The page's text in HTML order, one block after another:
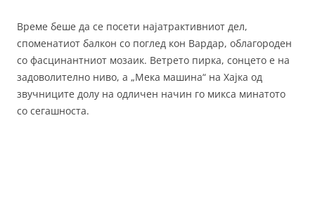
Време беше да се посети најатрактивниот дел,
споменатиот балкон со поглед кон Вардар, облагороден
со фасцинантниот мозаик. Ветрето пирка, сонцето е на
задоволително ниво, а „Мека машина“ на Хајка од
звучниците долу на одличен начин го микса минатото
со сегашноста.